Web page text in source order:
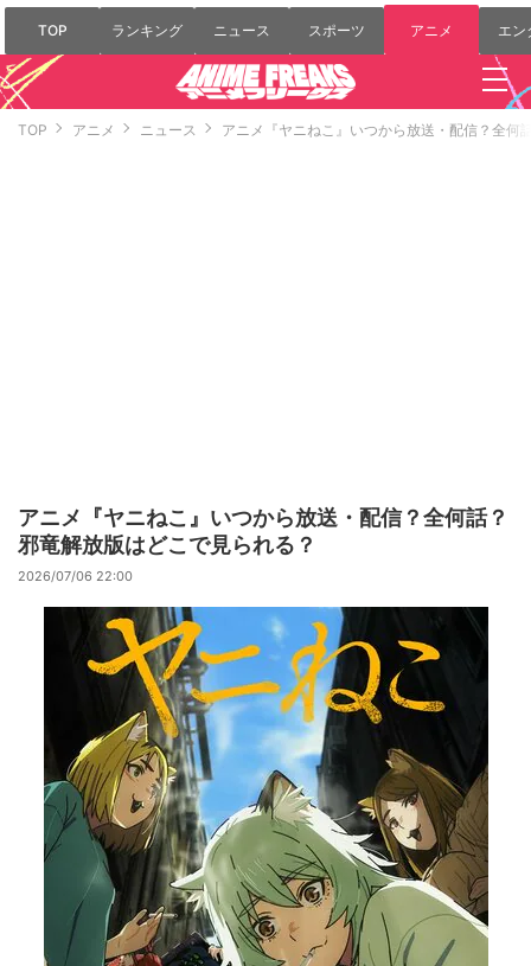
TOP ランキング ニュース スポーツ アニメ エン
TOP アニメ ニュース アニメ『ヤニねこ』いつから放送・配信？全何
アニメ『ヤニねこ』いつから放送・配信？全何話？
邪竜解放版はどこで見られる？
2026/07/06 22:00